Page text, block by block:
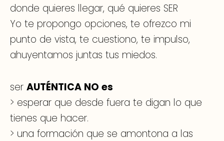
donde quieres llegar, qué quieres SER
Yo te propongo opciones, te ofrezco mi
punto de vista, te cuestiono, te impulso,
ahuyentamos juntas tus miedos.
ser AUTÉNTICA NO es
> esperar que desde fuera te digan lo que
tienes que hacer.
> una formación que se amontona a las